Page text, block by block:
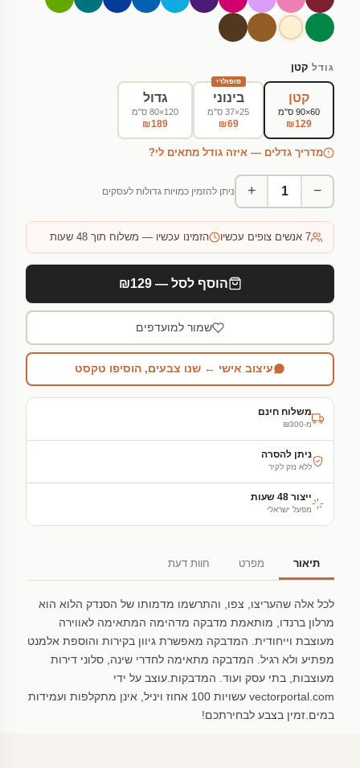
גודל קטן
קטן
60×90 ס"מ
₪129
פופולרי
בינוני
25×37 ס"מ
₪69
גדול
120×80 ס"מ
₪189
מדריך גדלים — איזה גודל מתאים לי?
−
+ ניתן להזמין כמויות גדולות לעסקים
7 אנשים צופים עכשיו הזמינו עכשיו — משלוח תוך 48 שעות
הוסף לסל — ₪129
שמור למועדפים
עיצוב אישי ← שנו צבעים, הוסיפו טקסט
משלוח חינם
מ-₪300
ניתן להסרה
ללא נזק לקיר
ייצור 48 שעות
מפעל ישראלי
תיאור מפרט חוות דעת
לכל אלה שהעריצו, צפו, והתרשמו מדמותו של הסנדק הלוא הוא
מרלון ברנדו, מותאמת מדבקה מדהימה המתאימה לאווירה
מעוצבת וייחודית. המדבקה מאפשרת גיוון בקירות והוספת אלמנט
מפתיע ולא רגיל. המדבקה מתאימה לחדרי שינה, סלוני דירות
מעוצבות, בתי עסק ועוד. המדבקות.עוצב על ידי
vectorportal.com עשויות 100 אחוז ויניל, אינן מתקלפות ועמידות
במים.זמין בצבע לבחירתכם!